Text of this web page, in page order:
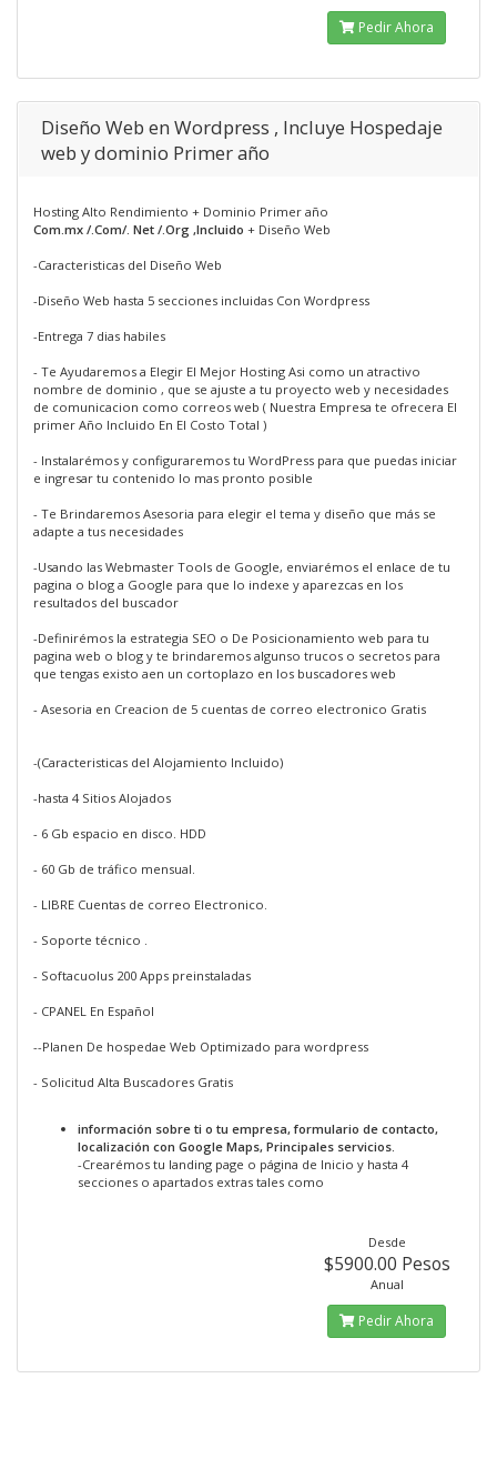
Pedir Ahora
Diseño Web en Wordpress , Incluye Hospedaje
web y dominio Primer año
Hosting Alto Rendimiento + Dominio Primer año
Com.mx /.Com/. Net /.Org ,Incluido + Diseño Web
-Caracteristicas del Diseño Web
-Diseño Web hasta 5 secciones incluidas Con Wordpress
-Entrega 7 dias habiles
- Te Ayudaremos a Elegir El Mejor Hosting Asi como un atractivo
nombre de dominio , que se ajuste a tu proyecto web y necesidades
de comunicacion como correos web ( Nuestra Empresa te ofrecera El
primer Año Incluido En El Costo Total )
- Instalarémos y configuraremos tu WordPress para que puedas iniciar
e ingresar tu contenido lo mas pronto posible
- Te Brindaremos Asesoria para elegir el tema y diseño que más se
adapte a tus necesidades
-Usando las Webmaster Tools de Google, enviarémos el enlace de tu
pagina o blog a Google para que lo indexe y aparezcas en los
resultados del buscador
-Definirémos la estrategia SEO o De Posicionamiento web para tu
pagina web o blog y te brindaremos algunso trucos o secretos para
que tengas existo aen un cortoplazo en los buscadores web
- Asesoria en Creacion de 5 cuentas de correo electronico Gratis
-(Caracteristicas del Alojamiento Incluido)
-hasta 4 Sitios Alojados
- 6 Gb espacio en disco. HDD
- 60 Gb de tráfico mensual.
- LIBRE Cuentas de correo Electronico.
- Soporte técnico .
- Softacuolus 200 Apps preinstaladas
- CPANEL En Español
--Planen De hospedae Web Optimizado para wordpress
- Solicitud Alta Buscadores Gratis
información sobre ti o tu empresa, formulario de contacto,
localización con Google Maps, Principales servicios.
-Crearémos tu landing page o página de Inicio y hasta 4
secciones o apartados extras tales como
Desde
$5900.00 Pesos
Anual
Pedir Ahora